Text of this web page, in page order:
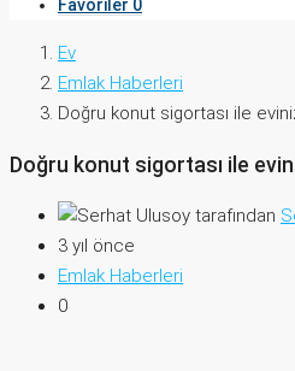
Favoriler 0
Ev
Emlak Haberleri
Doğru konut sigortası ile
Doğru konut sigortası ile
tarafından
3 yıl önce
Emlak Haberleri
0